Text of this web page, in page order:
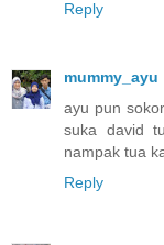
Reply
mummy_ayu
ayu pun
suka david
nampak tua
Reply